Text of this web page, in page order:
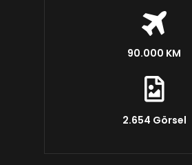
90.000 KM
2.654 Görsel